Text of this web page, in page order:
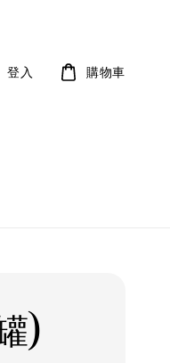
登入 購物車
)